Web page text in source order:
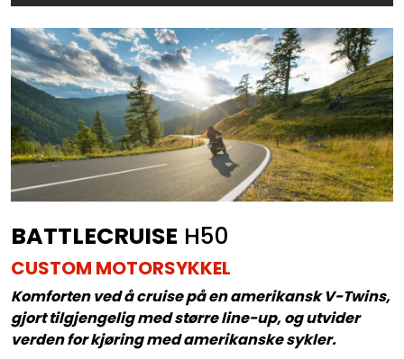
BATTLECRUISE H50
CUSTOM MOTORSYKKEL
Komforten ved å cruise på en amerikansk V-Twins,
gjort tilgjengelig med større line-up, og utvider
verden for kjøring med amerikanske sykler.